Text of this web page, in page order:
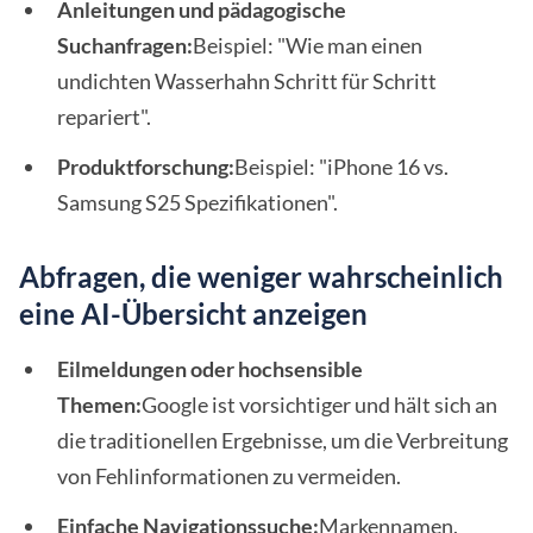
Anleitungen und pädagogische
Suchanfragen:Beispiel: "Wie man einen
undichten Wasserhahn Schritt für Schritt
repariert".
Produktforschung:Beispiel: "iPhone 16 vs.
Samsung S25 Spezifikationen".
Abfragen, die weniger wahrscheinlich
eine AI-Übersicht anzeigen
Eilmeldungen oder hochsensible
Themen:Google ist vorsichtiger und hält sich an
die traditionellen Ergebnisse, um die Verbreitung
von Fehlinformationen zu vermeiden.
Einfache Navigationssuche:Markennamen,